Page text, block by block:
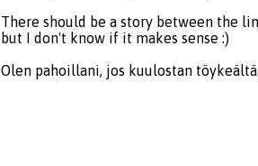
There should be a story between the
but I don't know if it makes sense :)
Olen pahoillani, jos kuulostan